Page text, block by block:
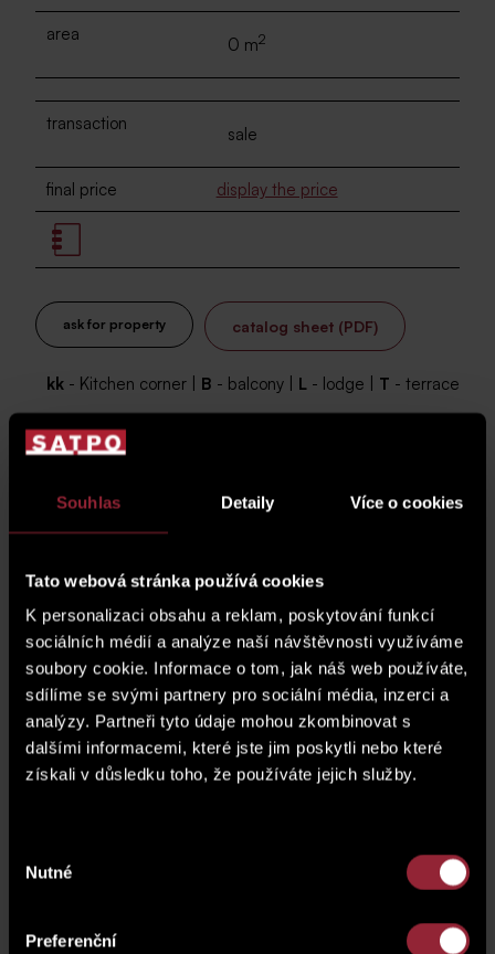
Souhlas Detaily Více o cookies
Tato webová stránka používá cookies
K personalizaci obsahu a reklam, poskytování funkcí
sociálních médií a analýze naší návštěvnosti využíváme
soubory cookie. Informace o tom, jak náš web používáte,
sdílíme se svými partnery pro sociální média, inzerci a
analýzy. Partneři tyto údaje mohou zkombinovat s
dalšími informacemi, které jste jim poskytli nebo které
získali v důsledku toho, že používáte jejich služby.
souhlasu
Nutné
Preferenční
area
0 m2
transaction
sale
final price display the price
ask for property catalog sheet (PDF)
kk - Kitchen corner | B - balcony | L - lodge | T - terrace
Cuntact Us
Do you need more information about the property or
would you like to arrange a viewing? Fill out the form and
we will get back to you shortly.